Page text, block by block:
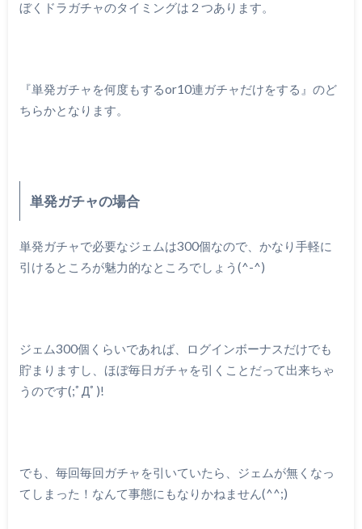
ぼくドラガチャのタイミングは２つあります。
『単発ガチャを何度もするor10連ガチャだけをする』のど
ちらかとなります。
単発ガチャの場合
単発ガチャで必要なジェムは300個なので、かなり手軽に
引けるところが魅力的なところでしょう(^-^)
ジェム300個くらいであれば、ログインボーナスだけでも
貯まりますし、ほぼ毎日ガチャを引くことだって出来ちゃ
うのです(;ﾟДﾟ)!
でも、毎回毎回ガチャを引いていたら、ジェムが無くなっ
てしまった！なんて事態にもなりかねません(^^;)